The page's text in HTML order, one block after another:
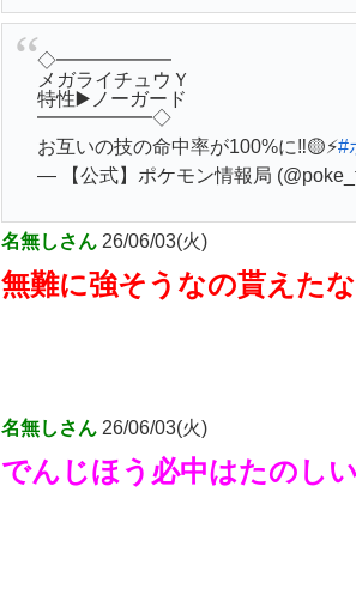
◇━━━━━━
メガライチュウＹ
特性▶️ノーガード
━━━━━━◇
お互いの技の命中率が100%に‼️🟡⚡️#
— 【公式】ポケモン情報局
名無しさん 26/06/03(火)
無難に強そうなの貰えたな
名無しさん 26/06/03(火)
でんじほう必中はたのし